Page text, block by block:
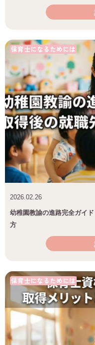
保育士になるためには
2026.02.26
幼稚園教諭の進路完全ガイ
方
保育士になるためには